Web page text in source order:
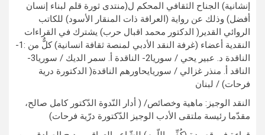
إنشانية) الجناح الثقافي المحكم ل(منتدى ثورة قلم لبناء إنسان
أفضل) وذلك عن رواية (العرافة ذات المنقار الأسود) للكاتب
الروائي القدير( الدكتور محمد اقبال حرب) يشترك في القراءات
النقدية أعضاء (غرفة النقد الأدبي لمنصة ثقافة انسانية) كلٌّ من :1-
الناقدة د. عبير يحي / سوريا2- الناقدة أ. سمر الديك / سوريا3-
الناقد أ. منذر غزالي / سوريايحاورهم الناقدة( الدكتورة درية
فرحات) / لبنان
النقد الوجيز: ماهية وخصائص/ ( أدار النّدوة الدّكتور كامل صالح،
مقدّما رئيسة ملتقى الأدب الوجيز الدّكتورة درّية فرحات)